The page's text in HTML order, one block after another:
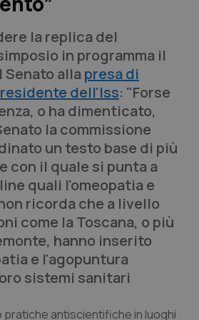
coronaropatie
la replica del
in programma il
Senato alla presa di
dell'Iss: "Forse
o ha dimenticato,
la commissione
un testo base di più
con il quale si punta a
quali l'omeopatia e
ricorda che a livello
come la Toscana, o più
hanno inserito
e l'agopuntura
sistemi sanitari
pratiche antiscientifiche in luoghi